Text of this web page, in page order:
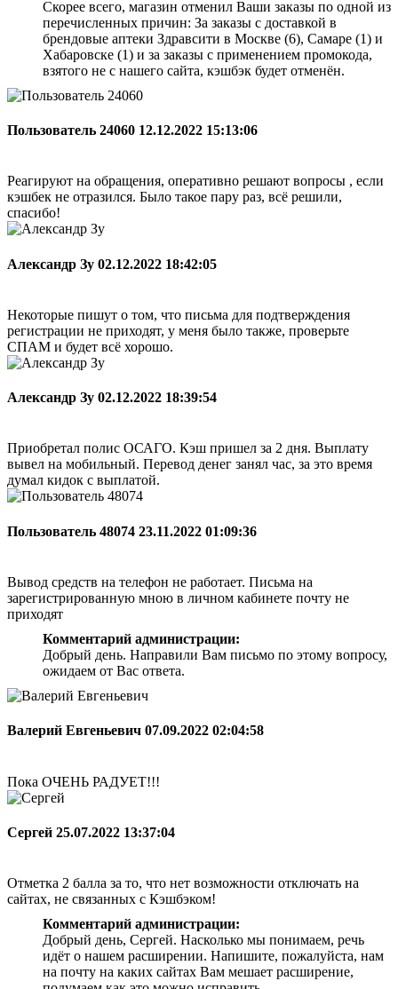
Скорее всего, магазин отменил Ваши заказы по одной из
перечисленных причин: За заказы с доставкой в
брендовые аптеки Здравсити в Москве (6), Самаре (1) и
Хабаровске (1) и за заказы с применением промокода,
взятого не с нашего сайта, кэшбэк будет отменён.
Пользователь 24060 12.12.2022 15:13:06
Реагируют на обращения, оперативно решают вопросы , если
кэшбек не отразился. Было такое пару раз, всё решили,
спасибо!
Александр Зу 02.12.2022 18:42:05
Некоторые пишут о том, что письма для подтверждения
регистрации не приходят, у меня было также, проверьте
СПАМ и будет всё хорошо.
Александр Зу 02.12.2022 18:39:54
Приобретал полис ОСАГО. Кэш пришел за 2 дня. Выплату
вывел на мобильный. Перевод денег занял час, за это время
думал кидок с выплатой.
Пользователь 48074 23.11.2022 01:09:36
Вывод средств на телефон не работает. Письма на
зарегистрированную мною в личном кабинете почту не
приходят
Комментарий администрации:
Добрый день. Направили Вам письмо по этому вопросу,
ожидаем от Вас ответа.
Валерий Евгеньевич 07.09.2022 02:04:58
Пока ОЧЕНЬ РАДУЕТ!!!
Сергей 25.07.2022 13:37:04
Отметка 2 балла за то, что нет возможности отключать на
сайтах, не связанных с Кэшбэком!
Комментарий администрации:
Добрый день, Сергей. Насколько мы понимаем, речь
идёт о нашем расширении. Напишите, пожалуйста, нам
на почту на каких сайтах Вам мешает расширение,